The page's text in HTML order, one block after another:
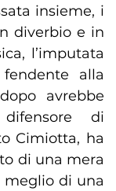
insieme, i
diverbio e in
l’imputata
alla
avrebbe
difensore di
Cimiotta, ha
di una mera
meglio di una